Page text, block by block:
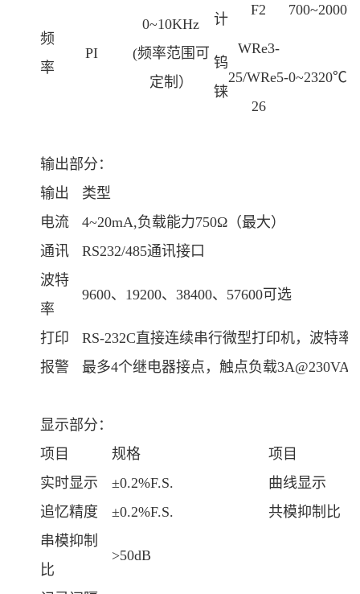
计
频
率
PI
0~10KHz
(频率范围可
定制）
F2
钨
铼
WRe3-
25/WRe5-
26
0~2320℃
输出部分：
输出
类型
电流
4~20mA,负载能力750Ω（最大）
通讯
RS232/485通讯接口
波特
率
9600、19200、38400、57600可选
打印
RS-232C直接连续串行微型打印机，波特率
报警
最多4个继电器接点，触点负载
显示部分：
项目
规格
项目
实时显示
±0.2%F.S.
曲线显示
追忆精度
±0.2%F.S.
共模抑制比
串模抑制
比
>50dB